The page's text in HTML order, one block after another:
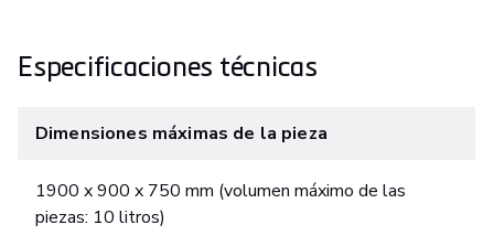
Especificaciones técnicas
Dimensiones máximas de la pieza
1900 x 900 x 750 mm (volumen máximo de las
piezas: 10 litros)